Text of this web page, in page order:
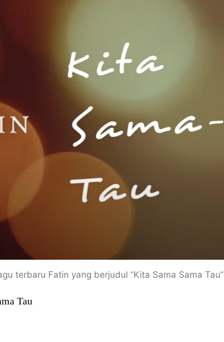
terbaru Fatin yang berjudul “Kita Sama Sama Tau”
Tau